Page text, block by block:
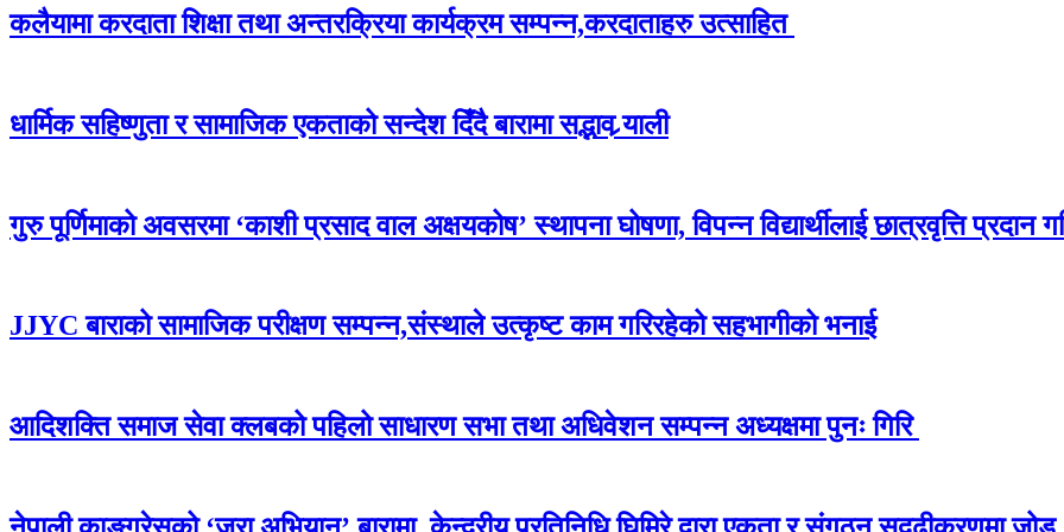
कलैयामा करदाता शिक्षा तथा अन्तरक्रिया कार्यक्रम सम्पन्न,करदाताहरु उत्साहित
धार्मिक सहिष्णुता र सामाजिक एकताको सन्देश दिँदै बारामा सद्भाव र्‍याली
गुरु पूर्णिमाको अवसरमा ‘काशी प्रसाद वाल अक्षयकोष’ स्थापना घोषणा, विपन्न विद्यार्थीलाई छात्रवृत्ति प्रदान
JJYC बाराको सामाजिक परीक्षण सम्पन्न,संस्थाले उत्कृष्ट काम गरिरहेको सहभागीको भनाई
आदिशक्ति समाज सेवा क्लबको पहिलो साधारण सभा तथा अधिवेशन सम्पन्न अध्यक्षमा पुनः गिरि